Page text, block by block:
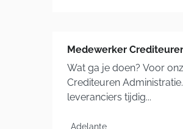
Medewerker
Wat ga je doen? Voor
Crediteuren
leveranciers tijdig...
Adelante